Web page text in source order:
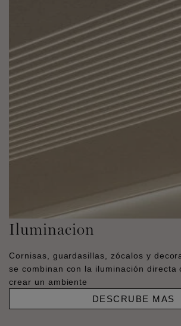
Iluminacion
Cornisas, guardasillas, zócalos y
se combinan con la iluminación directa
crear un ambiente
DESCRUBE MAS